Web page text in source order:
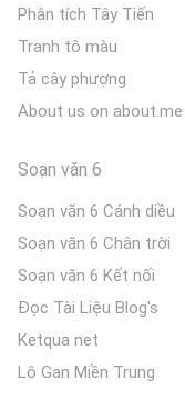
Phân tích Tây Tiến
Tranh tô màu
Tả cây phượng
About us on about.me
Soạn văn 6
Soạn văn 6 Cánh diều
Soạn văn 6 Chân trời
Soạn văn 6 Kết nối
Đọc Tài Liệu Blog's
Ketqua net
Lô Gan Miền Trung